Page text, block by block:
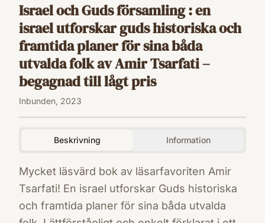
Israel och Guds församling : en
israel utforskar guds historiska och
framtida planer för sina båda
utvalda folk av Amir Tsarfati –
begagnad till lågt pris
Inbunden, 2023
Beskrivning Information
Mycket läsvärd bok av läsarfavoriten Amir
Tsarfati! En israel utforskar Guds historiska
och framtida planer för sina båda utvalda